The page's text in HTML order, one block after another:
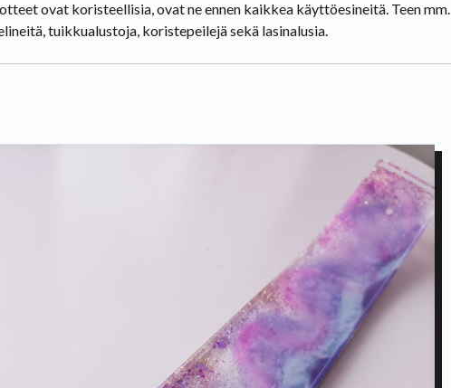
ovat koristeellisia, ovat ne ennen kaikkea käyttöesineitä. Teen mm.
tuikkualustoja, koristepeilejä sekä lasinalusia.